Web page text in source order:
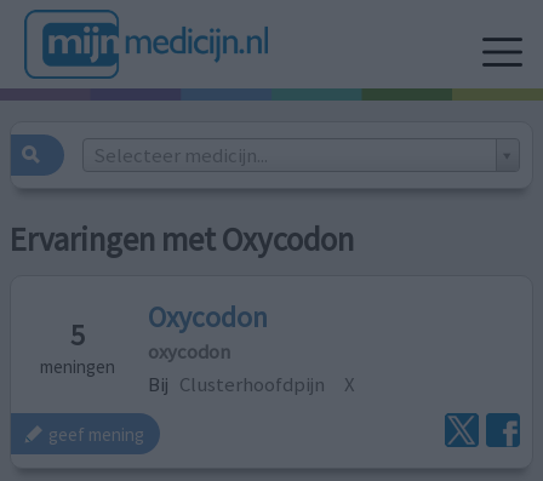
Selecteer medicijn...
Ervaringen met Oxycodon
5
meningen
Oxycodon
oxycodon
Bij Clusterhoofdpijn X
geef mening